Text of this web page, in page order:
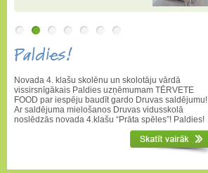
Paldies!
Novada 4. klašu skolēnu un skolotāju vārdā
vissirsnīgākais Paldies uzņēmumam TĒRVETE
FOOD par iespēju baudīt gardo Druvas saldējumu!
Ar saldējuma mielošanos Druvas vidusskolā
noslēdzās novada 4.klašu “Prāta spēles”! Paldies!